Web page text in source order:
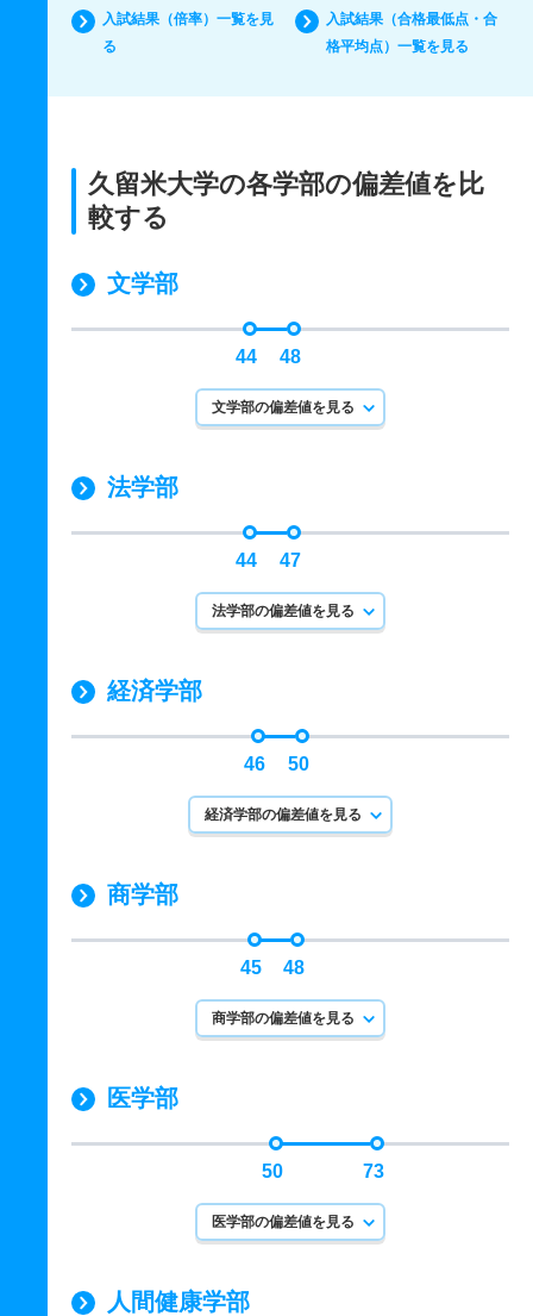
入試結果（倍率）一覧を見
る
入試結果（合格最低点・合
格平均点）一覧を見る
久留米大学の各学部の偏差値を比
較する
文学部
44 48
文学部の偏差値を見る
法学部
44 47
法学部の偏差値を見る
経済学部
46 50
経済学部の偏差値を見る
商学部
45 48
商学部の偏差値を見る
医学部
50 73
医学部の偏差値を見る
人間健康学部